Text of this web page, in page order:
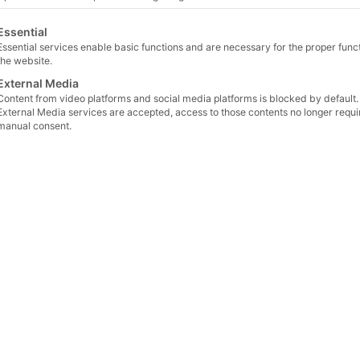
How to contact us
information, would you like to test samples, or do you
us—we will be happy to help you and will gladly call
eine Liste der Service-Gruppen, für die eine
services enable basic functions and are necessary for the proper
website.
Media
from video platforms and social media platforms is blocked by default.
Media services are accepted, access to those contents no longer
consent.